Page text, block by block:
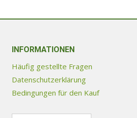
Die
Optionen
können
auf
INFORMATIONEN
Häufig gestellte Fragen
Datenschutzerklärung
Bedingungen für den Kauf